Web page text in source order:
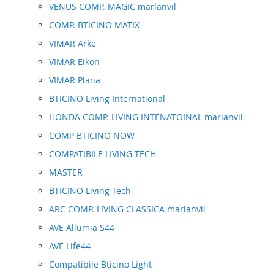
VENUS COMP. MAGIC marlanvil
COMP. BTICINO MATIX
VIMAR Arke'
VIMAR Eikon
VIMAR Plana
BTICINO Living International
HONDA COMP. LIVING INTENATOINAL marlanvil
COMP BTICINO NOW
COMPATIBILE LIVING TECH
MASTER
BTICINO Living Tech
ARC COMP. LIVING CLASSICA marlanvil
AVE Allumia S44
AVE Life44
Compatibile Bticino Light